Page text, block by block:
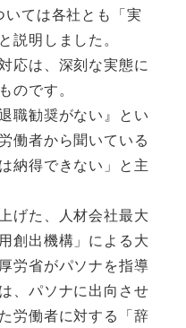
ては各社とも「実
説明しました。
応は、深刻な実態に
のです。
職勧奨がない』とい
働者から聞いている
納得できない」と主
げた、人材会社最大
創出機構」による大
労省がパソナを指導
、パソナに出向させ
労働者に対する「辞